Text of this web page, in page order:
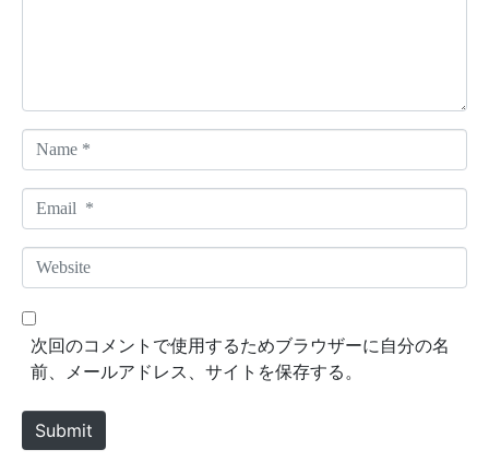
a
m
*
m
a
*
W
e
b
e
次回のコメントで使用するためブラウザーに自分の名
前、メールアドレス、サイトを保存する。
Submit